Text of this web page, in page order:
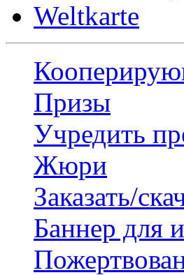
Weltkarte
Призы
Учредить
Жюри
Заказать/
Баннер для